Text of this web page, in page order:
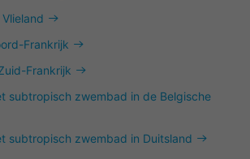
Frankrijk
Frankrijk
subtropisch zwembad in de Belgische
subtropisch zwembad in Duitsland